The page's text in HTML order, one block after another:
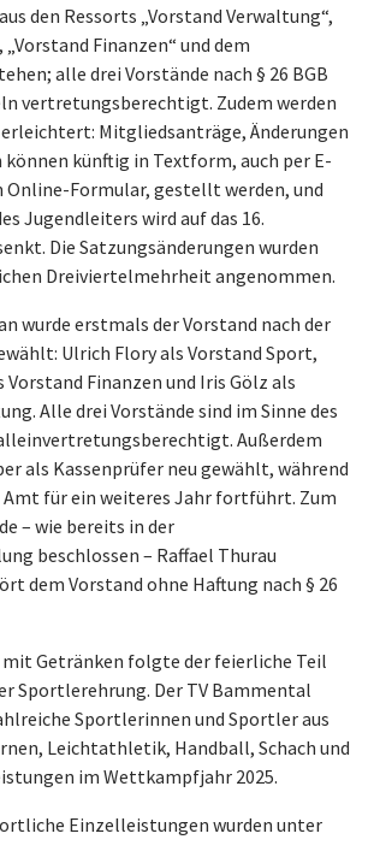
den Ressorts „Vorstand Verwaltung“,
„Vorstand Finanzen“ und dem
alle drei Vorstände nach § 26 BGB
vertretungsberechtigt. Zudem werden
Mitgliedsanträge, Änderungen
können künftig in Textform, auch per E-
Online-Formular, gestellt werden, und
Jugendleiters wird auf das 16.
Die Satzungsänderungen wurden
Dreiviertelmehrheit angenommen.
wurde erstmals der Vorstand nach der
Ulrich Flory als Vorstand Sport,
Finanzen und Iris Gölz als
Alle drei Vorstände sind im Sinne des
Außerdem
als Kassenprüfer neu gewählt, während
Amt für ein weiteres Jahr fortführt. Zum
– wie bereits in der
beschlossen – Raffael Thurau
dem Vorstand ohne Haftung nach § 26
mit Getränken folgte der feierliche Teil
Sportlerehrung. Der TV Bammental
Sportlerinnen und Sportler aus
Leichtathletik, Handball, Schach und
im Wettkampfjahr 2025.
Einzelleistungen wurden unter